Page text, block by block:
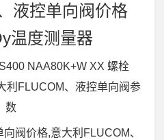
液控单向阀价格
温度测量器
NAA80K+W XX 螺栓
利FLUCOM、液控单向阀参
数
阀价格,意大利FLUCOM、